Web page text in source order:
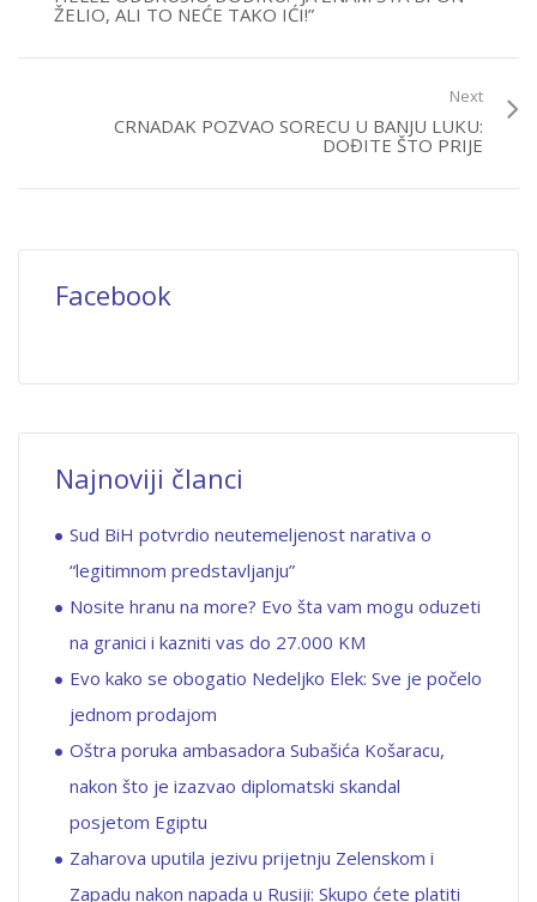
ŽELIO, ALI TO NEĆE TAKO IĆI!”
Next
CRNADAK POZVAO SORECU U BANJU LUKU:
DOĐITE ŠTO PRIJE
Facebook
Najnoviji članci
Sud BiH potvrdio neutemeljenost narativa o
“legitimnom predstavljanju”
Nosite hranu na more? Evo šta vam mogu oduzeti
na granici i kazniti vas do 27.000 KM
Evo kako se obogatio Nedeljko Elek: Sve je počelo
jednom prodajom
Oštra poruka ambasadora Subašića Košaracu,
nakon što je izazvao diplomatski skandal
posjetom Egiptu
Zaharova uputila jezivu prijetnju Zelenskom i
Zapadu nakon napada u Rusiji: Skupo ćete platiti